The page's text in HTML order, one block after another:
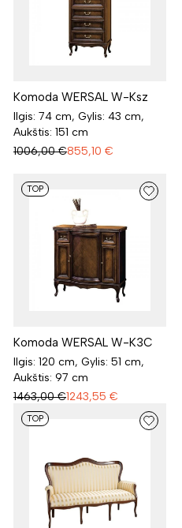
Komoda WERSAL W-Ksz
Ilgis: 74 cm, Gylis: 43 cm,
Aukštis: 151 cm
1006,00 €855,10 €
TOP
Komoda WERSAL W-K3C
Ilgis: 120 cm, Gylis: 51 cm,
Aukštis: 97 cm
1463,00 €1243,55 €
TOP